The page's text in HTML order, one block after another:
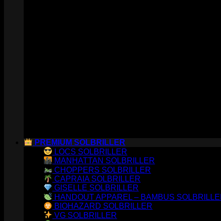
PREMIUM SOLBRILLER
LOCS SOLBRILLER
MANHATTAN SOLBRILLER
CHOPPERS SOLBRILLER
CAPRAIA SOLBRILLER
GISELLE SOLBRILLER
HANDOUT APPAREL – BAMBUS
BIOHAZARD SOLBRILLER
VG SOLBRILLER